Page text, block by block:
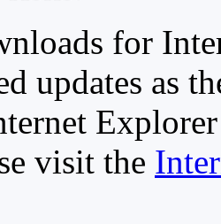
for
updates as
visit the